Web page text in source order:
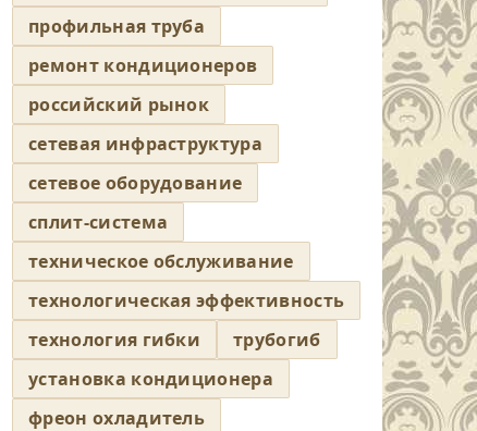
профильная труба
ремонт кондиционеров
российский рынок
сетевая инфраструктура
сетевое оборудование
сплит-система
техническое обслуживание
технологическая эффективность
технология гибки
трубогиб
установка кондиционера
фреон охладитель